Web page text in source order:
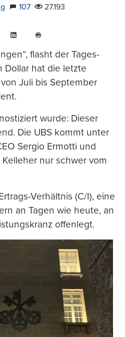
107
27.193
LinkedIn
drucken
flasht der Tages-
Dollar hat die letzte
Juli bis September
wurde: Dieser
Die UBS kommt unter
Sergio Ermotti und
nur schwer vom
Verhältnis (C/I), eine
an Tagen wie heute, an
offenlegt.